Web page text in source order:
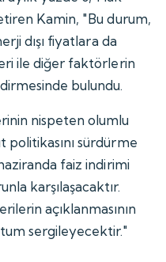
Kamin, "Bu durum,
dışı fiyatlara da
ile diğer faktörlerin
bulundu.
nispeten olumlu
politikasını sürdürme
faiz indirimi
karşılaşacaktır.
açıklanmasının
sergileyecektir."